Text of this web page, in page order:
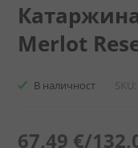
Merlot
В наличност SKU
67,49 €/